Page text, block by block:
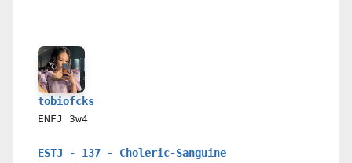
tobiofcks
ENFJ 3w4
ESTJ - 137 - Choleric-Sanguine